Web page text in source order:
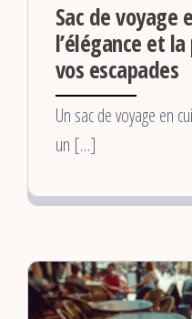
Sac de voyage
l’élégance et
vos escapades
Un sac de voyage en
un […]